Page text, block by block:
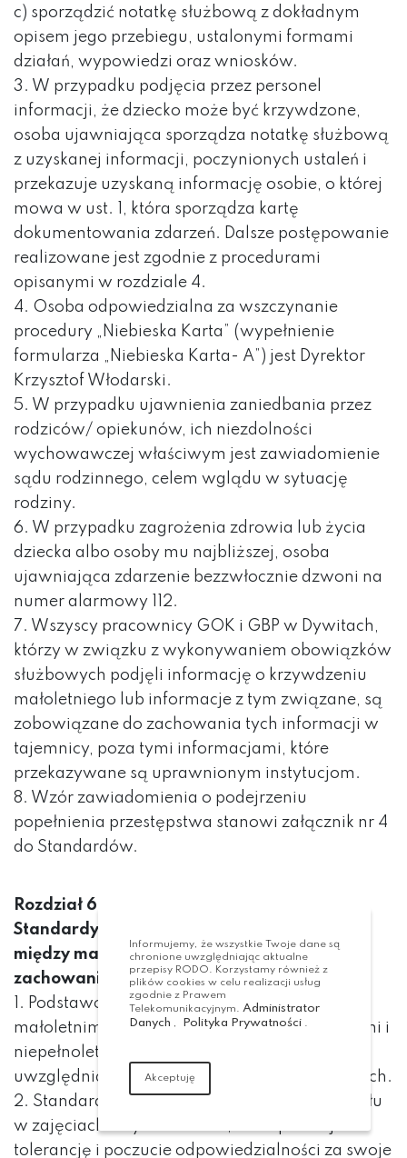
c) sporządzić notatkę służbową z dokładnym
opisem jego przebiegu, ustalonymi formami
działań, wypowiedzi oraz wniosków.
3. W przypadku podjęcia przez personel
informacji, że dziecko może być krzywdzone,
osoba ujawniająca sporządza notatkę służbową
z uzyskanej informacji, poczynionych ustaleń i
przekazuje uzyskaną informację osobie, o której
mowa w ust. 1, która sporządza kartę
dokumentowania zdarzeń. Dalsze postępowanie
realizowane jest zgodnie z procedurami
opisanymi w rozdziale 4.
4. Osoba odpowiedzialna za wszczynanie
procedury „Niebieska Karta” (wypełnienie
formularza „Niebieska Karta- A”) jest Dyrektor
Krzysztof Włodarski.
5. W przypadku ujawnienia zaniedbania przez
rodziców/ opiekunów, ich niezdolności
wychowawczej właściwym jest zawiadomienie
sądu rodzinnego, celem wglądu w sytuację
rodziny.
6. W przypadku zagrożenia zdrowia lub życia
dziecka albo osoby mu najbliższej, osoba
ujawniająca zdarzenie bezzwłocznie dzwoni na
numer alarmowy 112.
7. Wszyscy pracownicy GOK i GBP w Dywitach,
którzy w związku z wykonywaniem obowiązków
służbowych podjęli informację o krzywdzeniu
małoletniego lub informacje z tym związane, są
zobowiązane do zachowania tych informacji w
tajemnicy, poza tymi informacjami, które
przekazywane są uprawnionym instytucjom.
8. Wzór zawiadomienia o podejrzeniu
popełnienia przestępstwa stanowi załącznik nr 4
do Standardów.
Rozdział 6
Standardy dotyczące bezpiecznych relacji
między małoletnimi, a w szczególności
zachowania niedozwolone
1. Podstawową zasadą relacji między
małoletnimi i między uczestnikami pełnoletnimi i
niepełnoletnimi jest działanie z szacunkiem,
uwzględniające godności i potrzeby małoletnich.
2. Standardem jest tworzenie atmosfery udziału
w zajęciach i wydarzeniach, które promuje
tolerancję i poczucie odpowiedzialności za swoje
Informujemy, że wszystkie Twoje dane są
chronione uwzględniając aktualne
przepisy RODO. Korzystamy również z
plików cookies w celu realizacji usług
zgodnie z Prawem
Telekomunikacyjnym. Administrator
Danych , Polityka Prywatności .
Akceptuję